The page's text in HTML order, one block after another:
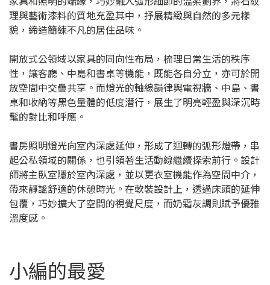
理與藝術漆料的質地充盈其中，抒展精緻與自然的多元樣
貌，締造簡練不凡的居住品味。
開放式公領域以家具的同向性布局，梳理日常生活的秩序
性，讓客廳、中島和書桌等機能，既能各自分立，亦可於開
放空間中交疊共享。而燈光的軸線韻律與電視牆、中島、書
桌和收納等黑色量體的低度潛行，展生了明亮輕盈與深沉時
髦的對比和呼應。
書房照明燈光向室內深處延伸，形成了迴轉的弧形燈帶，串
起公私領域的關係，也引領著生活動線繼續探索前行。設計
師將主臥室隱於室內深處，並以更衣室機能作為空間中介，
帶來靜謐舒適的休憩時光。在軟裝設計上，透過床頭的延伸
包覆，巧妙擴大了空間的視覺尺度，而奶霜灰調則賦予優雅
溫度感。
小編的最愛